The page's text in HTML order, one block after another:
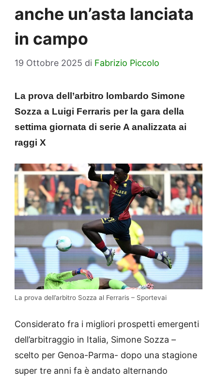
anche un’asta lanciata
in campo
19 Ottobre 2025 di Fabrizio Piccolo
La prova dell’arbitro lombardo Simone
Sozza a Luigi Ferraris per la gara della
settima giornata di serie A analizzata ai
raggi X
La prova dell’arbitro Sozza al Ferraris – Sportevai
Considerato fra i migliori prospetti emergenti
dell’arbitraggio in Italia, Simone Sozza –
scelto per Genoa-Parma- dopo una stagione
super tre anni fa è andato alternando